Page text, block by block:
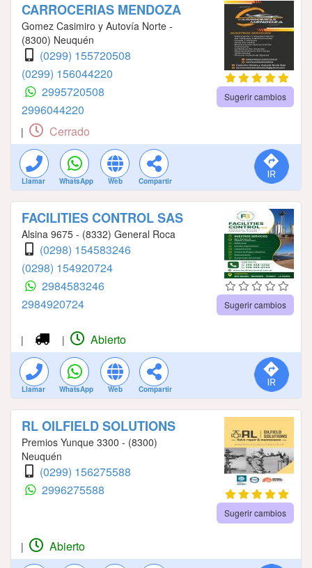
CARROCERIAS MENDOZA
Gomez Casimiro y Autovía Norte -
(8300) Neuquén
(0299) 155720508
(0299) 156044220
2995720508
2996044220
Sugerir cambios
| Cerrado
Llamar WhatsApp Web Compartir
FACILITIES CONTROL SAS
Alsina 9675 - (8332) General Roca
(0298) 154583246
(0298) 154920724
2984583246
2984920724
Sugerir cambios
| | Abierto
Llamar WhatsApp Web Compartir
RL OILFIELD SOLUTIONS
Premios Yunque 3300 - (8300)
Neuquén
(0299) 156275588
2996275588
Sugerir cambios
| Abierto